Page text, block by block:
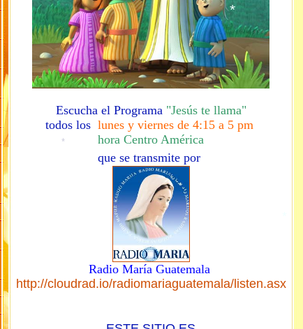
Escucha el Programa "Jesús te llama"
todos los lunes y viernes de 4:15 a 5 pm
hora Centro América
que se transmite por
Radio María Guatemala
http://cloudrad.io/radiomariaguatemala/listen.asx
*
*
*
*
*